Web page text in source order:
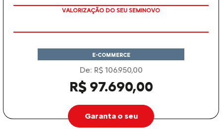
VALORIZAÇÃO DO SEU SEMINOVO
E-COMMERCE
De: R$ 106.950,00
R$ 97.690,00
Garanta o seu